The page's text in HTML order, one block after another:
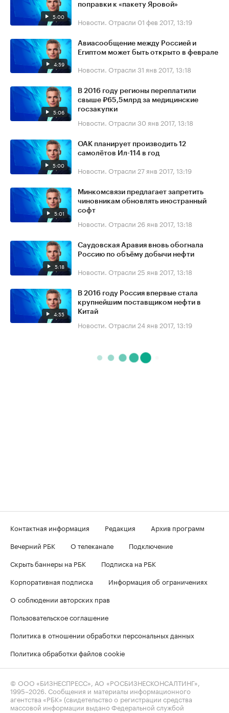
5:00
поправки к «пакету Яровой»
Новости. Отрасли 01 фев 2017, 13:19
4:59
Авиасообщение между Россией и
Египтом может быть открыто в феврале
Новости. Отрасли 31 янв 2017, 13:18
5:06
В 2016 году регионы переплатили
свыше ₽65,5млрд за медицинские
госзакупки
Новости. Отрасли 30 янв 2017, 13:18
5:00
ОАК планирует производить 12
самолётов Ил-114 в год
Новости. Отрасли 27 янв 2017, 13:19
5:01
Минкомсвязи предлагает запретить
чиновникам обновлять иностранный
софт
Новости. Отрасли 26 янв 2017, 13:18
5:18
Саудовская Аравия вновь обогнала
Россию по объёму добычи нефти
Новости. Отрасли 25 янв 2017, 13:18
4:55
В 2016 году Россия впервые стала
крупнейшим поставщиком нефти в
Китай
Новости. Отрасли 24 янв 2017, 13:19
Контактная информация Редакция
Архив программ
Вечерний РБК
О телеканале
Подключение
Скрыть баннеры на РБК
Подписка на РБК
Корпоративная подписка
Информация об ограничениях
О соблюдении авторских прав
Пользовательское соглашение
Политика в отношении обработки персональных данных
Политика обработки файлов cookie
© ООО «БИЗНЕСПРЕСС», АО «РОСБИЗНЕСКОНСАЛТИНГ»,
1995–2026 . Сообщения и материалы информационного
агентства «РБК» (свидетельство о регистрации средства
массовой информации выдано Федеральной службой